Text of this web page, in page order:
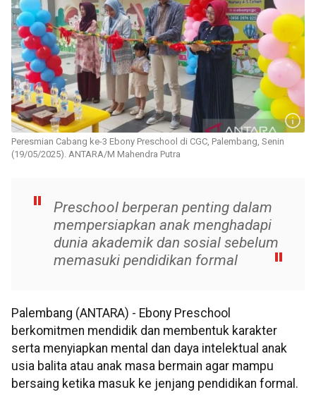
Peresmian Cabang ke-3 Ebony Preschool di CGC, Palembang, Senin
(19/05/2025). ANTARA/M Mahendra Putra
Preschool berperan penting dalam
mempersiapkan anak menghadapi
dunia akademik dan sosial sebelum
memasuki pendidikan formal
Palembang (ANTARA) - Ebony Preschool
berkomitmen mendidik dan membentuk karakter
serta menyiapkan mental dan daya intelektual anak
usia balita atau anak masa bermain agar mampu
bersaing ketika masuk ke jenjang pendidikan formal.